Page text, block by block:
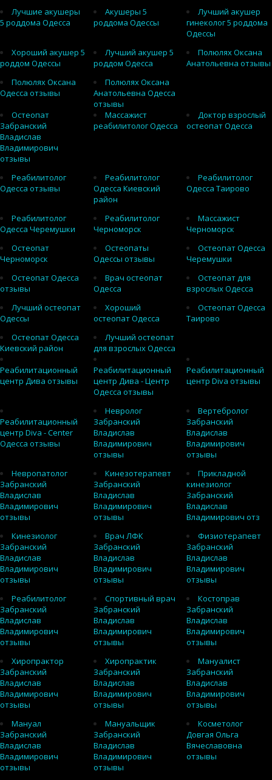
Лучшие акушеры
5 роддома Одесса
Акушеры 5
роддома Одессы
Лучший акушер
гинеколог 5 роддома
Одессы
Хороший акушер 5
роддом Одессы
Лучший акушер 5
роддом Одесса
Полюлях Оксана
Анатольевна отзывы
Полюлях Оксана
Одесса отзывы
Полюлях Оксана
Анатольевна Одесса
отзывы
Остеопат
Забранский
Владислав
Владимирович
отзывы
Массажист
реабилитолог Одесса
Доктор взрослый
остеопат Одесса
Реабилитолог
Одесса отзывы
Реабилитолог
Одесса Киевский
район
Реабилитолог
Одесса Таирово
Реабилитолог
Одесса Черемушки
Реабилитолог
Черноморск
Массажист
Черноморск
Остеопат
Черноморск
Остеопаты
Одессы отзывы
Остеопат Одесса
Черемушки
Остеопат Одесса
отзывы
Врач остеопат
Одесса
Остеопат для
взрослых Одесса
Лучший остеопат
Одессы
Хороший
остеопат Одесса
Остеопат Одесса
Таирово
Остеопат Одесса
Киевский район
Лучший остеопат
для взрослых Одесса
Реабилитационный
центр Дива отзывы
Реабилитационный
центр Дива - Центр
Одесса отзывы
Реабилитационный
центр Diva отзывы
Реабилитационный
центр Diva - Center
Одесса отзывы
Невролог
Забранский
Владислав
Владимирович
отзывы
Вертебролог
Забранский
Владислав
Владимирович
отзывы
Невропатолог
Забранский
Владислав
Владимирович
отзывы
Кинезотерапевт
Забранский
Владислав
Владимирович
отзывы
Прикладной
кинезиолог
Забранский
Владислав
Владимирович отз
Кинезиолог
Забранский
Владислав
Владимирович
отзывы
Врач ЛФК
Забранский
Владислав
Владимирович
отзывы
Физиотерапевт
Забранский
Владислав
Владимирович
отзывы
Реабилитолог
Забранский
Владислав
Владимирович
отзывы
Спортивный врач
Забранский
Владислав
Владимирович
отзывы
Костоправ
Забранский
Владислав
Владимирович
отзывы
Хиропрактор
Забранский
Владислав
Владимирович
отзывы
Хиропрактик
Забранский
Владислав
Владимирович
отзывы
Мануалист
Забранский
Владислав
Владимирович
отзывы
Мануал
Забранский
Владислав
Владимирович
отзывы
Мануальщик
Забранский
Владислав
Владимирович
отзывы
Косметолог
Довгая Ольга
Вячеславовна
отзывы